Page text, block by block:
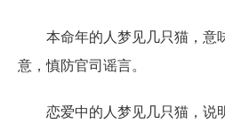
本命年的人梦见几只猫，意
意，慎防官司谣言。
恋爱中的人梦见几只猫，说